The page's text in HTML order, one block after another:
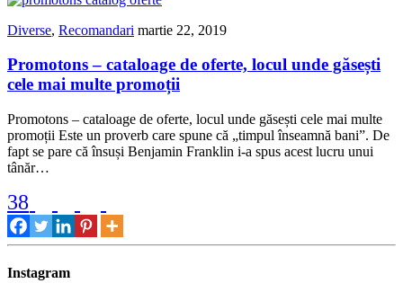
Diverse, Recomandari martie 22, 2019
Promotons – cataloage de oferte, locul unde găsești
cele mai multe promoții
Promotons – cataloage de oferte, locul unde găsești cele mai multe
promoții Este un proverb care spune că „timpul înseamnă bani”. De
fapt se pare că însuși Benjamin Franklin i-a spus acest lucru unui
tânăr…
38
Instagram